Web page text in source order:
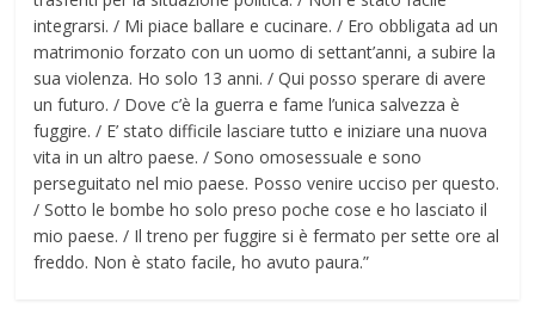
integrarsi. / Mi piace ballare e cucinare. / Ero obbligata ad un
matrimonio forzato con un uomo di settant’anni, a subire la
sua violenza. Ho solo 13 anni. / Qui posso sperare di avere
un futuro. / Dove c’è la guerra e fame l’unica salvezza è
fuggire. / E’ stato difficile lasciare tutto e iniziare una nuova
vita in un altro paese. / Sono omosessuale e sono
perseguitato nel mio paese. Posso venire ucciso per questo.
/ Sotto le bombe ho solo preso poche cose e ho lasciato il
mio paese. / Il treno per fuggire si è fermato per sette ore al
freddo. Non è stato facile, ho avuto paura.”